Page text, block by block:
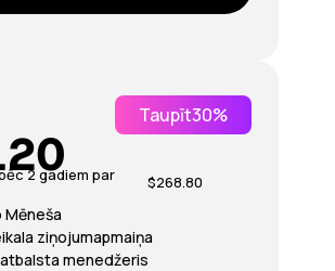
Taupīt30%
2 gadiem par $268.80
Mēneša
ziņojumapmaiņa
menedžeris